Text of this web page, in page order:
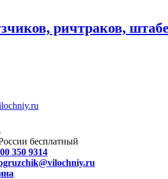
ричтраков,
бесплатный
350 9314